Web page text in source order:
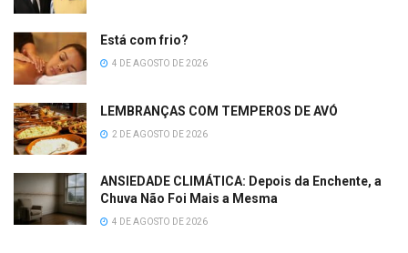
Está com frio?
4 DE AGOSTO DE 2026
LEMBRANÇAS COM TEMPEROS DE AVÓ
2 DE AGOSTO DE 2026
ANSIEDADE CLIMÁTICA: Depois da Enchente, a
Chuva Não Foi Mais a Mesma
4 DE AGOSTO DE 2026